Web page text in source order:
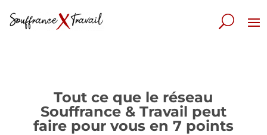
Tout ce que le réseau
Souffrance & Travail peut
faire pour vous en 7 points